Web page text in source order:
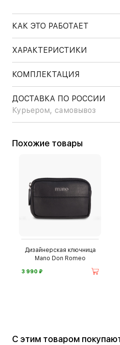
КАК ЭТО РАБОТАЕТ
ХАРАКТЕРИСТИКИ
КОМПЛЕКТАЦИЯ
ДОСТАВКА ПО РОССИИ
Курьером, самовывоз
Похожие товары
Дизайнерская ключница
Mano Don Romeo
3 990 ⃏
С этим товаром